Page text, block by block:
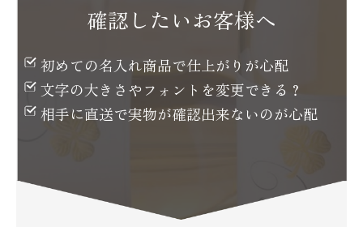
確認したいお客様へ
初めての名入れ商品で仕上がりが心配
文字の大きさやフォントを変更できる？
相手に直送で実物が確認出来ないのが心配